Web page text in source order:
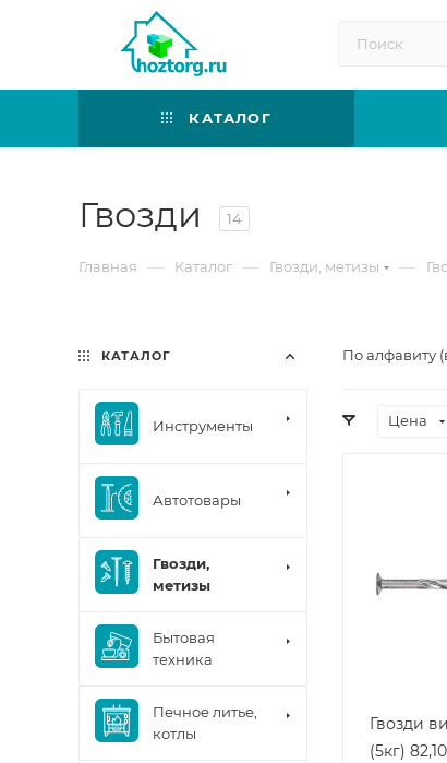
КАТАЛОГ
Гвозди 14
Главная — Каталог — Гвозди, метизы —
По алфавиту
Цена
Гвозди
(5кг)
КАТАЛОГ
Инструменты
Автотовары
Гвозди,
метизы
Бытовая
техника
Печное литье,
котлы